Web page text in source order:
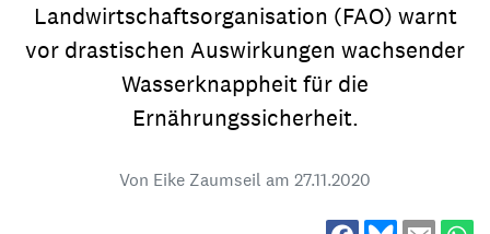
Landwirtschaftsorganisation (FAO) warnt
vor drastischen Auswirkungen wachsender
Wasserknappheit für die
Ernährungssicherheit.
Von Eike Zaumseil am 27.11.2020